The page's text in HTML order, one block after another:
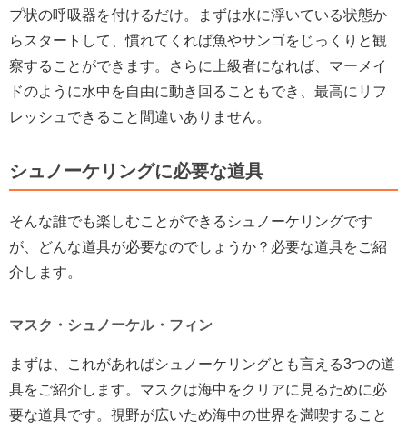
プ状の呼吸器を付けるだけ。まずは水に浮いている状態か
らスタートして、慣れてくれば魚やサンゴをじっくりと観
察することができます。さらに上級者になれば、マーメイ
ドのように水中を自由に動き回ることもでき、最高にリフ
レッシュできること間違いありません。
シュノーケリングに必要な道具
そんな誰でも楽しむことができるシュノーケリングです
が、どんな道具が必要なのでしょうか？必要な道具をご紹
介します。
マスク・シュノーケル・フィン
まずは、これがあればシュノーケリングとも言える3つの道
具をご紹介します。マスクは海中をクリアに見るために必
要な道具です。視野が広いため海中の世界を満喫すること